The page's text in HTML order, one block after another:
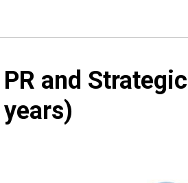
PR and
years)